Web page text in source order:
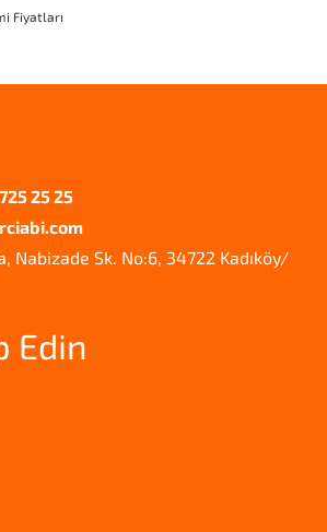
Fiyatları
25 25
Nabizade Sk. No:6, 34722 Kadıköy/
Edin